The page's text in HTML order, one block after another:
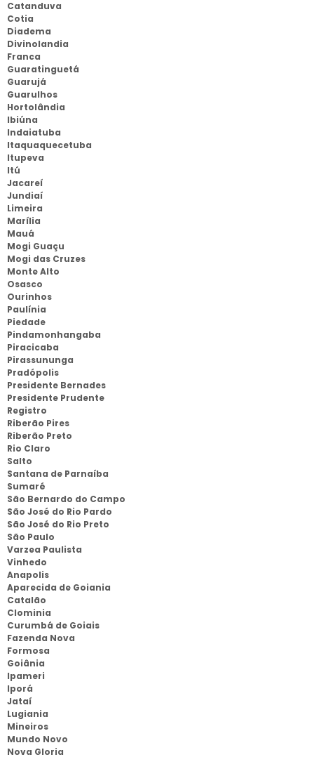
Catanduva
Cotia
Diadema
Divinolandia
Franca
Guaratinguetá
Guarujá
Guarulhos
Hortolândia
Ibiúna
Indaiatuba
Itaquaquecetuba
Itupeva
Itú
Jacareí
Jundiaí
Limeira
Marília
Mauá
Mogi Guaçu
Mogi das Cruzes
Monte Alto
Osasco
Ourinhos
Paulínia
Piedade
Pindamonhangaba
Piracicaba
Pirassununga
Pradópolis
Presidente Bernades
Presidente Prudente
Registro
Riberão Pires
Riberão Preto
Rio Claro
Salto
Santana de Parnaíba
Sumaré
São Bernardo do Campo
São José do Rio Pardo
São José do Rio Preto
São Paulo
Varzea Paulista
Vinhedo
Anapolis
Aparecida de Goiania
Catalão
Clominia
Curumbá de Goiais
Fazenda Nova
Formosa
Goiânia
Ipameri
Iporá
Jataí
Lugiania
Mineiros
Mundo Novo
Nova Gloria